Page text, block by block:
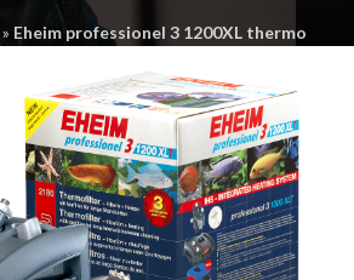
» Eheim professionel 3 1200XL thermo